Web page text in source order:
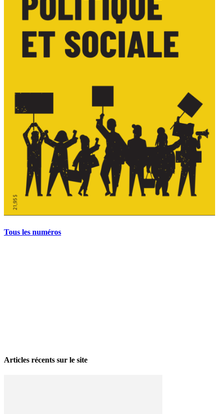
Tous les numéros
Articles récents sur le site